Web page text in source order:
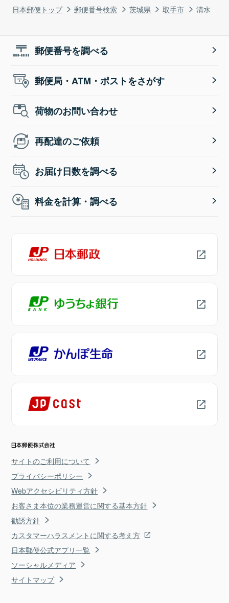
日本郵便トップ 郵便番号検索 茨城県 取手市 清水
郵便番号を調べる
郵便局・ATM・ポストをさがす
荷物のお問い合わせ
再配達のご依頼
お届け日数を調べる
料金を計算・調べる
サイトのご利用について
プライバシーポリシー
Webアクセシビリティ方針
お客さま本位の業務運営に関する基本方針
勧誘方針
カスタマーハラスメントに関する考え方
日本郵便公式アプリ一覧
ソーシャルメディア
サイトマップ